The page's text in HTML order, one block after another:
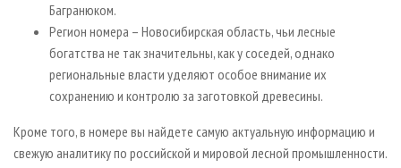
Багранюком.
Регион номера – Новосибирская область, чьи лесные
богатства не так значительны, как у соседей, однако
региональные власти уделяют особое внимание их
сохранению и контролю за заготовкой древесины.
Кроме того, в номере вы найдете самую актуальную информацию и
свежую аналитику по российской и мировой лесной промышленности.